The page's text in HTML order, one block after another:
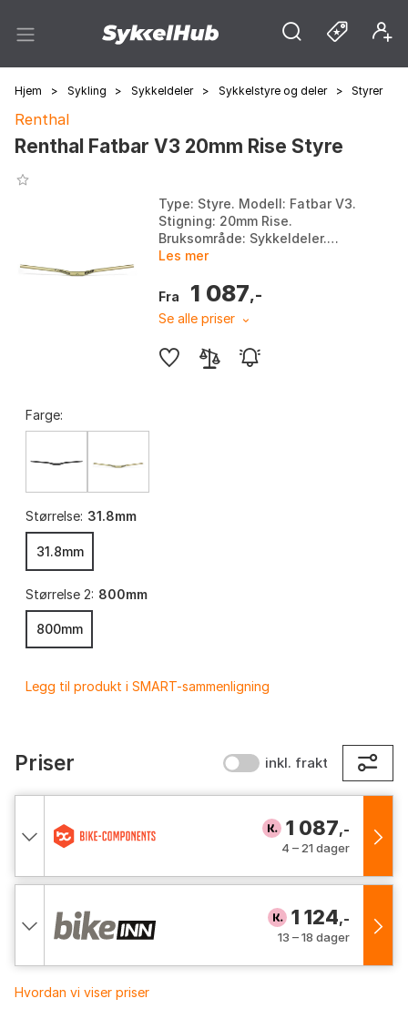
Hjem > Sykling > Sykkeldeler > Sykkelstyre og deler > Styrer
Renthal
Renthal Fatbar V3 20mm Rise Styre
Type: Styre. Modell: Fatbar V3.
Stigning: 20mm Rise.
Bruksområde: Sykkeldeler.
Farge: Black, Gold. Størrelse:
Les mer
Fra 1 087,-
Se alle priser
Farge:
Størrelse: 31.8mm
31.8mm
Størrelse 2: 800mm
800mm
Legg til produkt i SMART-sammenligning
Priser inkl. frakt
1 087,-
4 – 21 dager
1 124,-
13 – 18 dager
Hvordan vi viser priser